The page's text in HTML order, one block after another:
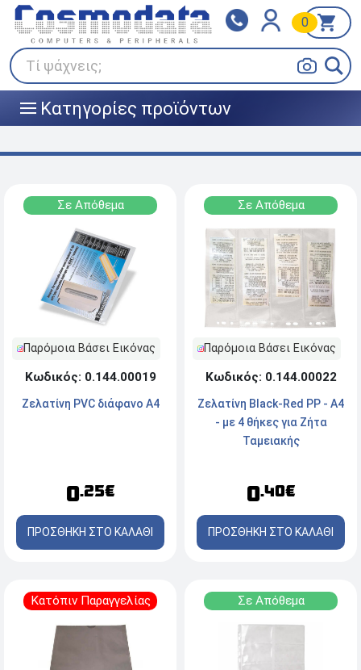
Τί ψάχνεις;
0
||| Κατηγορίες προϊόντων
Klarna
Πληρώστε σε 3
άτοκες δόσεις
BOX NOW
Σε Απόθεμα
Παρόμοια Βάσει Εικόνας
Κωδικός: 0.144.00019
Ζελατίνη PVC διάφανο Α4
0.25€
ΠΡΟΣΘΗΚΗ ΣΤΟ ΚΑΛΑΘΙ
Σε Απόθεμα
Παρόμοια Βάσει Εικόνας
Κωδικός: 0.144.00022
Ζελατίνη Black-Red PP - A4
- με 4 θήκες για Ζήτα
Ταμειακής
0.40€
ΠΡΟΣΘΗΚΗ ΣΤΟ ΚΑΛΑΘΙ
Κατόπιν Παραγγελίας Σε Απόθεμα